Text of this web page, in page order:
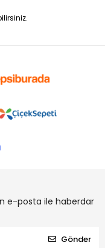
e-posta ile haberdar
Gönder